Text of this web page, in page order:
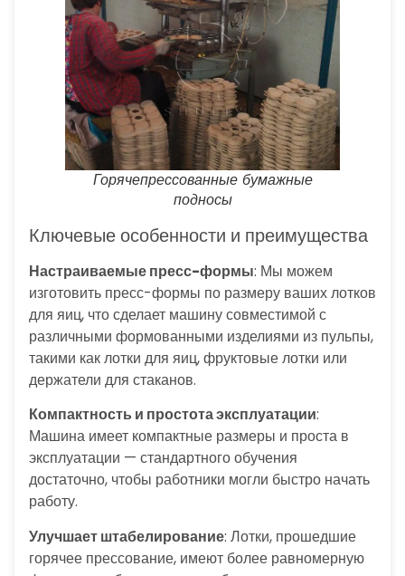
Горячепрессованные бумажные
подносы
Ключевые особенности и преимущества
Настраиваемые пресс-формы: Мы можем
изготовить пресс-формы по размеру ваших лотков
для яиц, что сделает машину совместимой с
различными формованными изделиями из пульпы,
такими как лотки для яиц, фруктовые лотки или
держатели для стаканов.
Компактность и простота эксплуатации:
Машина имеет компактные размеры и проста в
эксплуатации — стандартного обучения
достаточно, чтобы работники могли быстро начать
работу.
Улучшает штабелирование: Лотки, прошедшие
горячее прессование, имеют более равномерную